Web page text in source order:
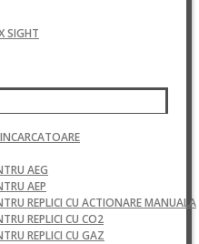
SIGHT
AEG
AEP
REPLICI CU ACTIONARE MANUALA
REPLICI CU CO2
REPLICI CU GAZ